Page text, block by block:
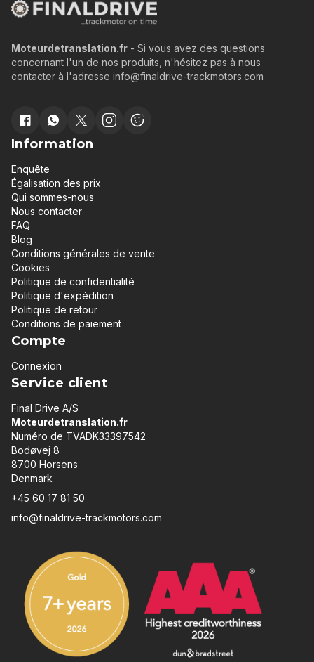
Moteurdetranslation.fr - Si vous avez des questions
concernant l'un de nos produits, n'hésitez pas à nous
contacter à l'adresse info@finaldrive-trackmotors.com
Information
Enquête
Égalisation des prix
Qui sommes-nous
Nous contacter
FAQ
Blog
Conditions générales de vente
Cookies
Politique de confidentialité
Politique d'expédition
Politique de retour
Conditions de paiement
Compte
Connexion
Service client
Final Drive A/S
Moteurdetranslation.fr
Numéro de TVADK33397542
Bodøvej 8
8700 Horsens
Denmark
+45 60 17 81 50
info@finaldrive-trackmotors.com